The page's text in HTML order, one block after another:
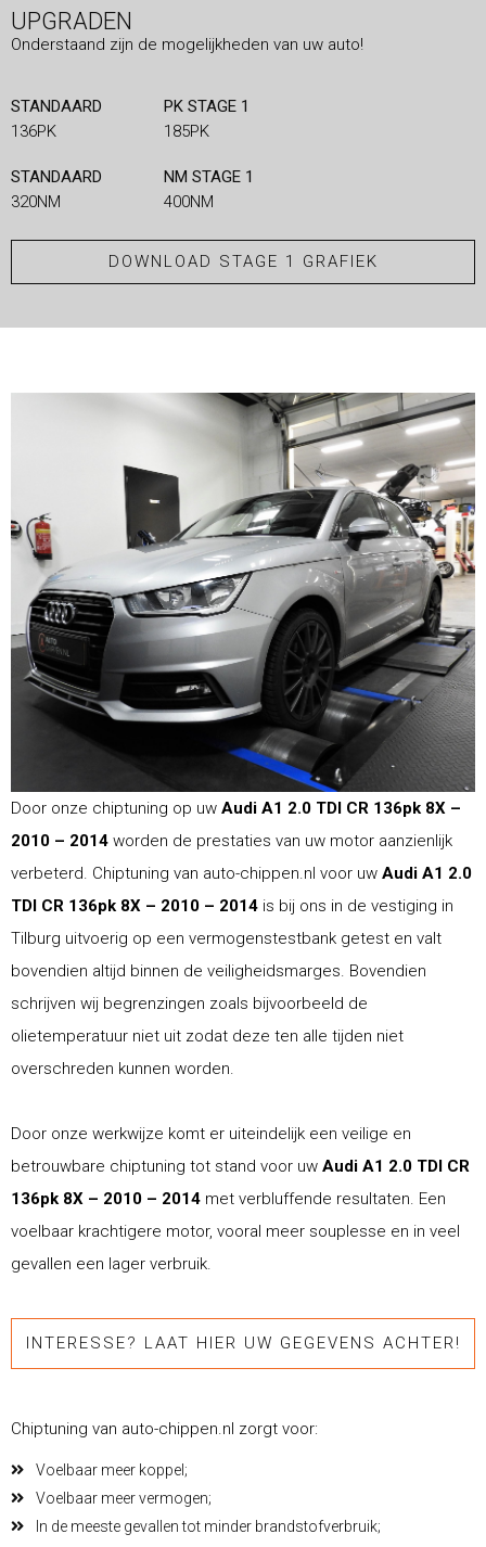
UPGRADEN
Onderstaand zijn de mogelijkheden van uw auto!
STANDAARD
136PK
PK STAGE 1
185PK
STANDAARD
320NM
NM STAGE 1
400NM
DOWNLOAD STAGE 1 GRAFIEK
Door onze chiptuning op uw Audi A1 2.0 TDI CR 136pk 8X –
2010 – 2014 worden de prestaties van uw motor aanzienlijk
verbeterd. Chiptuning van auto-chippen.nl voor uw Audi A1 2.0
TDI CR 136pk 8X – 2010 – 2014 is bij ons in de vestiging in
Tilburg uitvoerig op een vermogenstestbank getest en valt
bovendien altijd binnen de veiligheidsmarges. Bovendien
schrijven wij begrenzingen zoals bijvoorbeeld de
olietemperatuur niet uit zodat deze ten alle tijden niet
overschreden kunnen worden.
Door onze werkwijze komt er uiteindelijk een veilige en
betrouwbare chiptuning tot stand voor uw Audi A1 2.0 TDI CR
136pk 8X – 2010 – 2014 met verbluffende resultaten. Een
voelbaar krachtigere motor, vooral meer souplesse en in veel
gevallen een lager verbruik.
INTERESSE? LAAT HIER UW GEGEVENS ACHTER!
Chiptuning van auto-chippen.nl zorgt voor:
Voelbaar meer koppel;
Voelbaar meer vermogen;
In de meeste gevallen tot minder brandstofverbruik;